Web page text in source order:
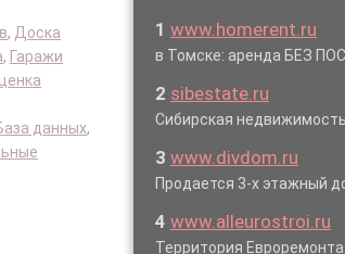
, Доска
, Гаражи
данных,
1 www.homerent.ru
в Томске: аренда БЕЗ
2 sibestate.ru
Сибирская недвижимость
3 www.divdom.ru
Продается 3-х этажный
4 www.alleurostroi.ru
Территория Евроремонта